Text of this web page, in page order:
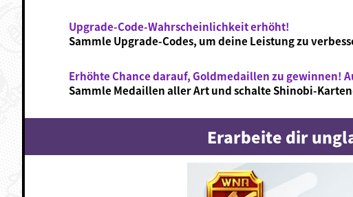
Upgrade-Code-Wahrscheinlichkeit erhöht!
Sammle Upgrade-Codes, um deine Leistung zu
Erhöhte Chance darauf, Goldmedaillen zu gewinnen!
Sammle Medaillen aller Art und schalte Shinobi-
Erarbeite dir